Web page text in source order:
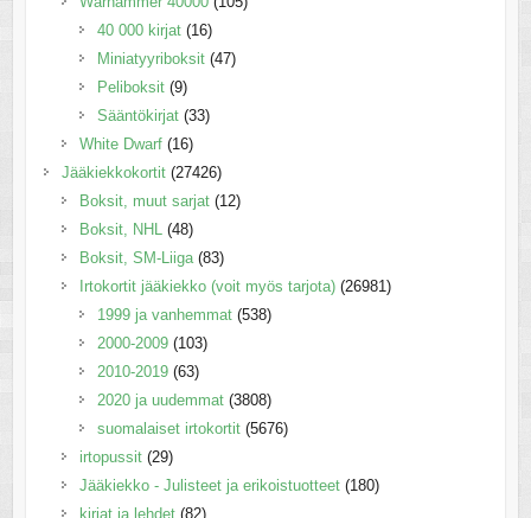
40 000 kirjat (16)
Miniatyyriboksit (47)
Peliboksit (9)
Sääntökirjat (33)
White Dwarf (16)
Jääkiekkokortit (27426)
Boksit, muut sarjat (12)
Boksit, NHL (48)
Boksit, SM-Liiga (83)
Irtokortit jääkiekko (voit myös tarjota) (26981)
1999 ja vanhemmat (538)
2000-2009 (103)
2010-2019 (63)
2020 ja uudemmat (3808)
suomalaiset irtokortit (5676)
irtopussit (29)
Jääkiekko - Julisteet ja erikoistuotteet (180)
kirjat ja lehdet (82)